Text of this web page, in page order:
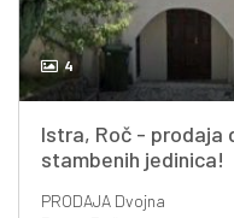
4
Istra, Roč - prodaja
stambenih jedinica!
PRODAJADvojna